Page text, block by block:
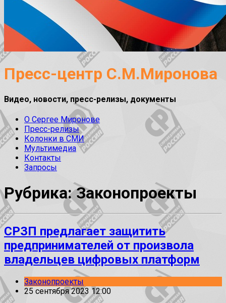
Пресс-центр С.М.Миронова
Видео, новости, пресс-релизы, документы
О Сергее Миронове
Пресс-релизы
Колонки в СМИ
Мультимедиа
Контакты
Запросы
Рубрика: Законопроекты
СРЗП предлагает защитить
предпринимателей от произвола
владельцев цифровых платформ
Законопроекты
25 сентября 2023 12:00